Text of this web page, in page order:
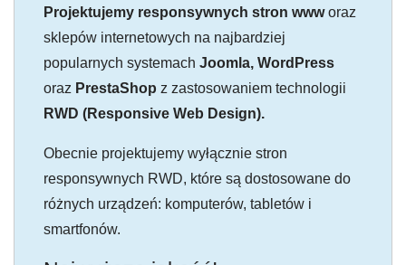
Projektujemy responsywnych stron wwworaz
sklepów internetowych na najbardziej
popularnych systemach Joomla, WordPress
oraz PrestaShop z zastosowaniem technologii
RWD (Responsive Web Design).
Obecnie projektujemy wyłącznie stron
responsywnych RWD, które są dostosowane do
różnych urządzeń: komputerów, tabletów i
smartfonów.